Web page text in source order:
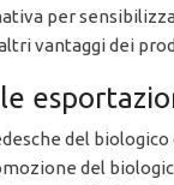
per
vantaggi dei
del
del